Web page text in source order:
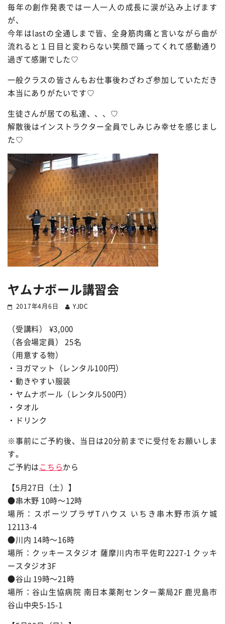
毎年の創作発表では一人一人の成長に涙が込み上げます
が、
今年はlastの全通しまで皆、全身筋肉痛と言いながら曲が
流れると１日目と変わらない笑顔で踊ってくれて感動通り
過ぎて感謝でした♡
一般クラスの皆さんもお仕事後わざわざ参加していただき
本当にありがたいです♡
生徒さんが居ての私達、、、♡
解散後はインストラクター全員でしみじみ幸せを感じまし
た♡
ヤムナボール講習会
2017年4月6日 YJDC
（受講料） ¥3,000
（各会場定員） 25名
（用意する物）
・ヨガマット（レンタル100円）
・動きやすい服装
・ヤムナボール（レンタル500円）
・タオル
・ドリンク
※事前にご予約後、当日は20分前までに受付をお願いしま
す。
ご予約はこちらから
【5月27日（土）】
●串木野 10時〜12時
場所：スポーツプラザTハウス いちき串木野市浜ケ城
12113-4
●川内 14時〜16時
場所：クッキースタジオ 薩摩川内市平佐町2227-1 クッキ
ースタジオ3F
●谷山 19時〜21時
場所：谷山生協病院 南日本薬剤センター薬局2F 鹿児島市
谷山中央5-15-1